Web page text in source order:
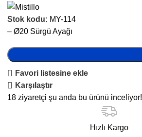
Stok kodu: MY-114
– Ø20 Sürgü Ayağı
Favori listesine ekle
Karşılaştır
18 ziyaretçi şu anda bu ürünü inceliyor!
Hızlı Kargo